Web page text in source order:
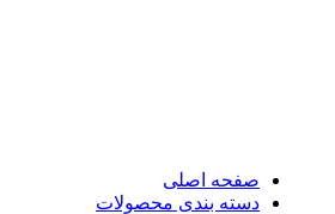
صفحه اصلی
دسته بندی محصولات